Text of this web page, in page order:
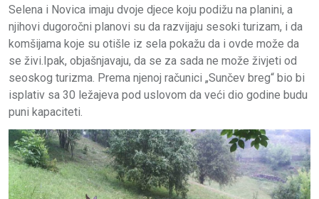
Selena i Novica imaju dvoje djece koju podižu na planini, a
njihovi dugoročni planovi su da razvijaju sesoki turizam, i da
komšijama koje su otišle iz sela pokažu da i ovde može da
se živi.Ipak, objašnjavaju, da se za sada ne može živjeti od
seoskog turizma. Prema njenoj računici „Sunčev breg“ bio bi
isplativ sa 30 ležajeva pod uslovom da veći dio godine budu
puni kapaciteti.